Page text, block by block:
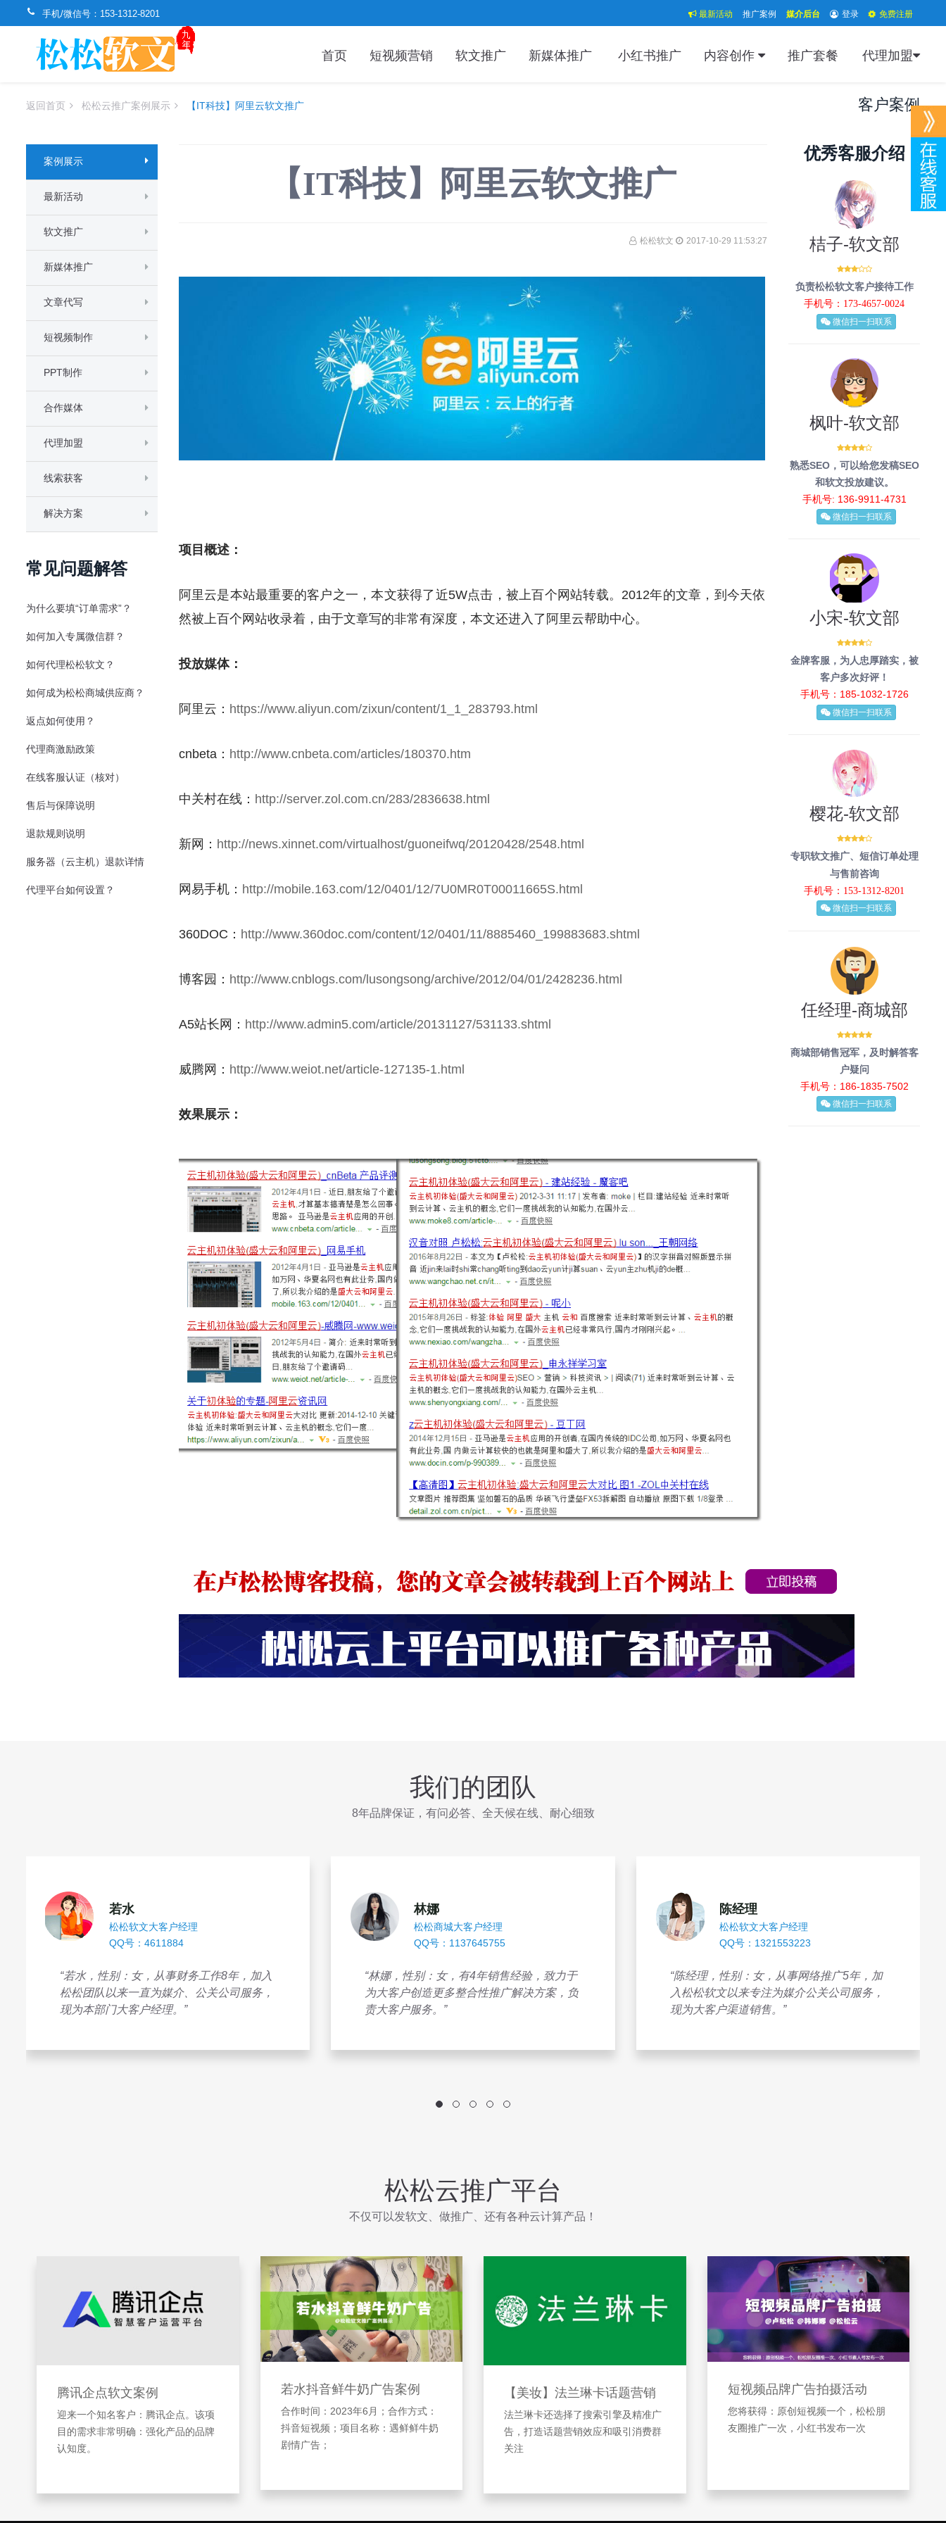
手机/微信号： 153-1312-8201 最新活动 推广案例 媒介后台 登录 免费注册
首页 短视频营销 软文推广 新媒体推广 小红书推广 内容创作 推广套餐 代理加盟
返回首页 松松云推广案例展示 【IT科技】阿里云软文推广 客户案例
案例展示
最新活动
软文推广
新媒体推广
文章代写
短视频制作
PPT制作
合作媒体
代理加盟
线索获客
解决方案
常见问题解答
为什么要填“订单需求”？
如何加入专属微信群？
如何代理松松软文？
如何成为松松商城供应商？
返点如何使用？
代理商激励政策
在线客服认证（核对）
售后与保障说明
退款规则说明
服务器（云主机）退款详情
代理平台如何设置？
【IT科技】阿里云软文推广
松松软文 2017-10-29 11:53:27
项目概述：
阿里云是本站最重要的客户之一，本文获得了近5W点击，被上百个网站转载。 2012年的文章，到今天依
然被上百个网站收录着，由于文章写的非常有深度，本文还进入了阿里云帮助中心。
投放媒体：
阿里云： https://www.aliyun.com/zixun/content/1_1_283793.html
cnbeta： http://www.cnbeta.com/articles/180370.htm
中关村在线： http://server.zol.com.cn/283/2836638.html
新网： http://news.xinnet.com/virtualhost/guoneifwq/20120428/2548.html
网易手机： http://mobile.163.com/12/0401/12/7U0MR0T00011665S.html
360DOC： http://www.360doc.com/content/12/0401/11/8885460_199883683.shtml
博客园： http://www.cnblogs.com/lusongsong/archive/2012/04/01/2428236.html
A5站长网： http://www.admin5.com/article/20131127/531133.shtml
威腾网： http://www.weiot.net/article-127135-1.html
效果展示：
优秀客服介绍
桔子-软文部
负责松松软文客户接待工作
手机号：173-4657-0024
微信扫一扫联系
枫叶-软文部
熟悉SEO，可以给您发稿SEO
和软文投放建议。
手机号: 136-9911-4731
微信扫一扫联系
小宋-软文部
金牌客服，为人忠厚踏实，被
客户多次好评！
手机号：185-1032-1726
微信扫一扫联系
樱花-软文部
专职软文推广、短信订单处理
与售前咨询
手机号：153-1312-8201
微信扫一扫联系
任经理-商城部
商城部销售冠军，及时解答客
户疑问
手机号：186-1835-7502
微信扫一扫联系
我们的团队
8年品牌保证，有问必答、全天候在线、耐心细致
若水
松松软文大客户经理
QQ号：4611884
“若水，性别：女，从事财务工作8年，加入
松松团队以来一直为媒介、公关公司服务，
现为本部门大客户经理。”
林娜
松松商城大客户经理
QQ号：1137645755
“林娜，性别：女，有4年销售经验，致力于
为大客户创造更多整合性推广解决方案，负
责大客户服务。”
陈经理
松松软文大客户经理
QQ号：1321553223
“陈经理，性别：女，从事网络推广5年，加
入松松软文以来专注为媒介公关公司服务，
现为大客户渠道销售。”
松松云推广平台
不仅可以发软文、做推广、还有各种云计算产品！
腾讯企点软文案例
迎来一个知名客户：腾讯企点。该项
目的需求非常明确：强化产品的品牌
认知度。
若水抖音鲜牛奶广告案例
合作时间：2023年6月；合作方式：
抖音短视频；项目名称：遇鲜鲜牛奶
剧情广告；
【美妆】法兰琳卡话题营销
法兰琳卡还选择了搜索引擎及精准广
告，打造话题营销效应和吸引消费群
关注
短视频品牌广告拍摄活动
您将获得：原创短视频一个，松松朋
友圈推广一次，小红书发布一次